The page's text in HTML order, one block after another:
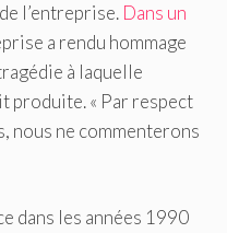
l’entreprise. Dans un
a rendu hommage
à laquelle
produite. « Par respect
nous ne commenterons
dans les années 1990